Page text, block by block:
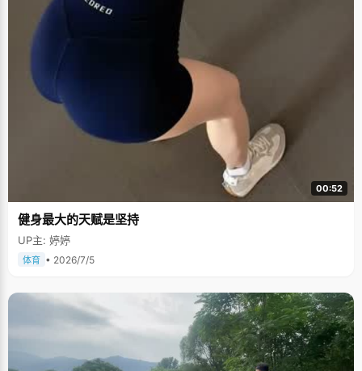
00:52
健身最大的天赋是坚持
UP主: 婷婷
体育 • 2026/7/5